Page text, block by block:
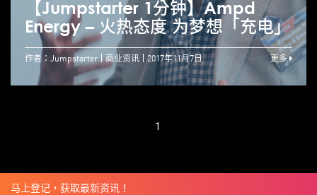
【Jumpstarter 1分钟】Ampd
Energy – 火热态度 为梦想「充电」
作者：Jumpstarter 商业资讯 2017年11月7日 更多
1
马上登记，获取最新资讯！